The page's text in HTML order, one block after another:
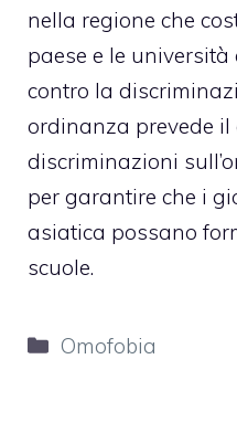
nella regione che
paese e le
contro la
ordinanza prevede il
discriminazioni
per garantire che i
asiatica possano
scuole.
Categorie
Omofobia